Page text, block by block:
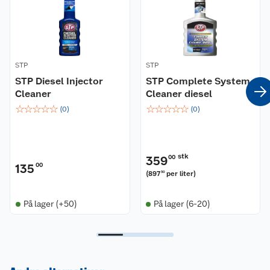
Kan brukes sammen med alle typer bensin og
andre STP produkter. Skader ikke katalysatorer.
Innhold: 400 ml.
STP
STP Diesel Injector
Cleaner
☆☆☆☆☆ (0)
135 00
På lager (+50)
STP
STP Complete System
Cleaner diesel
☆☆☆☆☆ (0)
35900 stk
(897 50 per liter)
På lager (6-20)
Kundeservice